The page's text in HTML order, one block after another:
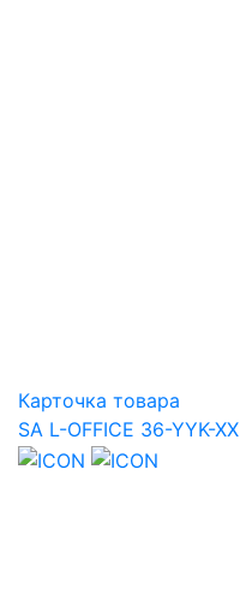
Карточка товара
SA L-OFFICE 36-YYK-